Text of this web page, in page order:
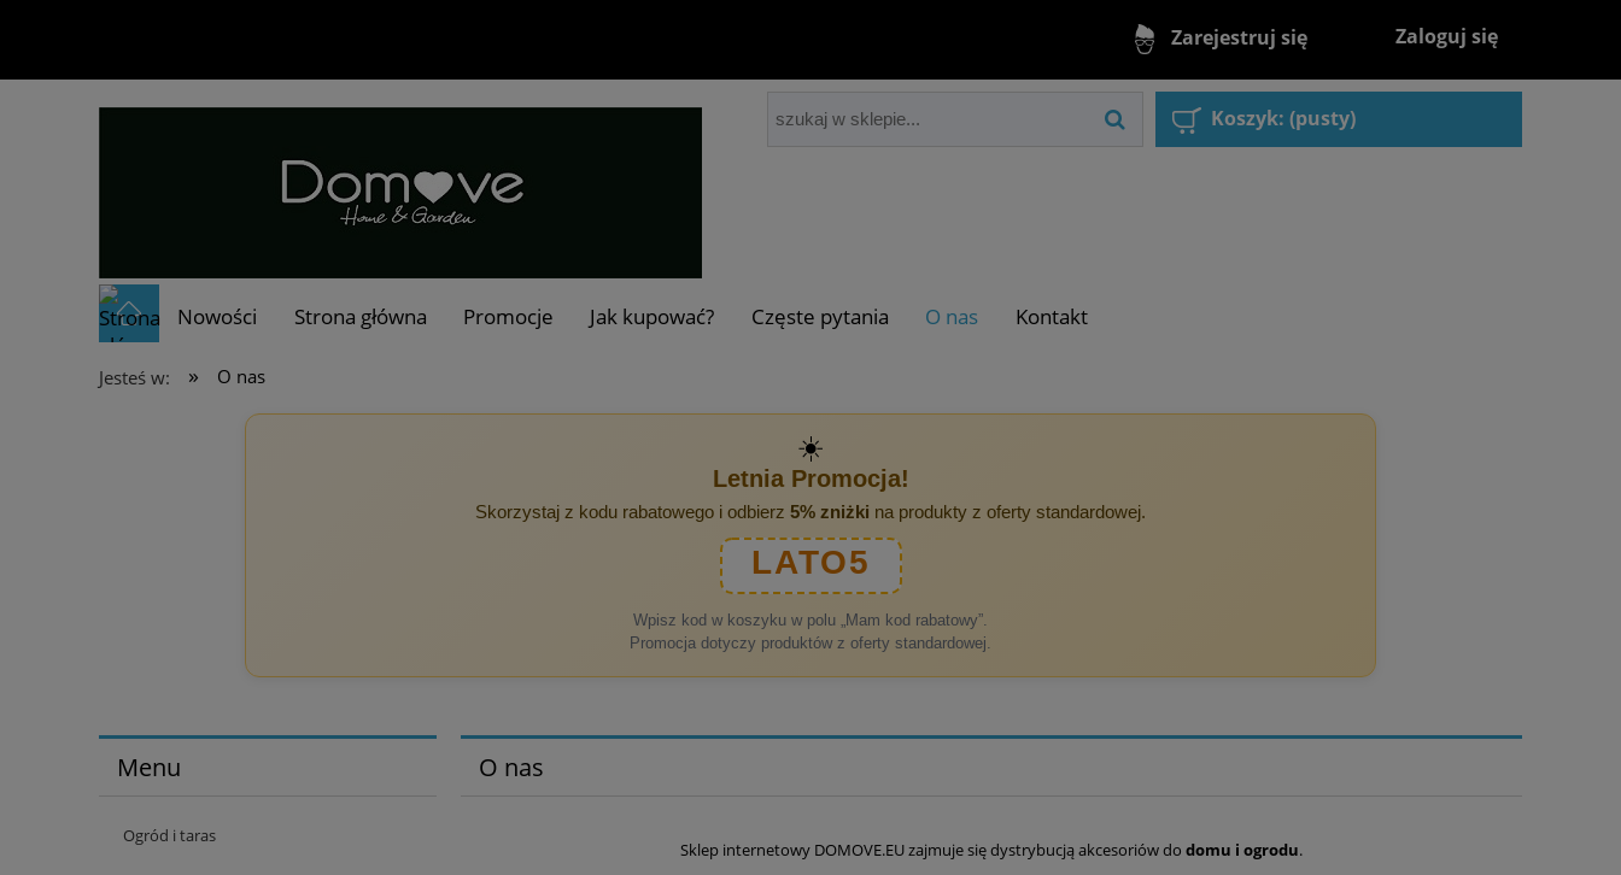
Zarejestruj się Zaloguj się
Koszyk: (pusty)
Nowości Strona główna Promocje Jak kupować? Częste pytania O nas Kontakt
Jesteś w: » O nas
☀️
Letnia Promocja!
Skorzystaj z kodu rabatowego i odbierz 5% zniżki na produkty z oferty standardowej.
LATO5
Wpisz kod w koszyku w polu „Mam kod rabatowy”.
Promocja dotyczy produktów z oferty standardowej.
Menu
Ogród i taras
O nas
Sklep internetowy DOMOVE.EU zajmuje się dystrybucją akcesoriów do domu i ogrodu.